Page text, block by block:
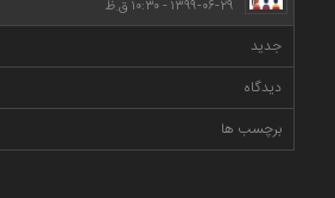
۱۳۹۹-۰۶-۲۹ - ۱۰:۳۰ ق.ظ
جدید
دیدگاه
برچسب ها